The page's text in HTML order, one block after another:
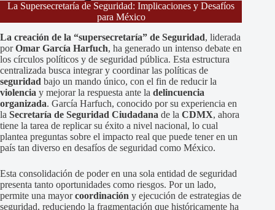
La Supersecretaría de Seguridad: Implicaciones y Desafíos
para México
La creación de la “supersecretaría” de Seguridad, liderada
porOmar García Harfuch, ha generado un intenso debate en
los círculos políticos y de seguridad pública. Esta estructura
centralizada busca integrar y coordinar las políticas de
seguridad bajo un mando único, con el fin de reducir la
violencia y mejorar la respuesta ante la delincuencia
organizada. García Harfuch, conocido por su experiencia en
la Secretaría de Seguridad Ciudadana de la CDMX, ahora
tiene la tarea de replicar su éxito a nivel nacional, lo cual
plantea preguntas sobre el impacto real que puede tener en un
país tan diverso en desafíos de seguridad como México.
Esta consolidación de poder en una sola entidad de seguridad
presenta tanto oportunidades como riesgos. Por un lado,
permite una mayorcoordinación y ejecución de estrategias de
seguridad, reduciendo la fragmentación que históricamente ha